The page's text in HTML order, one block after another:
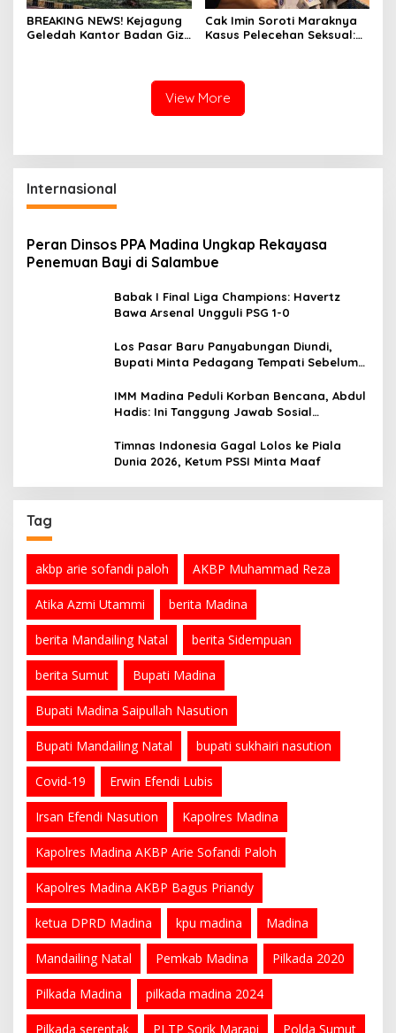
BREAKING NEWS! Kejagung
Geledah Kantor Badan Gizi
Cak Imin Soroti Maraknya
Kasus Pelecehan Seksual:
View More
Internasional
Peran Dinsos PPA Madina Ungkap Rekayasa
Penemuan Bayi di Salambue
Babak I Final Liga Champions: Havertz
Bawa Arsenal Ungguli PSG 1-0
Los Pasar Baru Panyabungan Diundi,
Bupati Minta Pedagang Tempati Sebelum
IMM Madina Peduli Korban Bencana, Abdul
Hadis: Ini Tanggung Jawab Sosial
Timnas Indonesia Gagal Lolos ke Piala
Dunia 2026, Ketum PSSI Minta Maaf
Tag
akbp arie sofandi paloh AKBP Muhammad Reza
Atika Azmi Utammi berita Madina
berita Mandailing Natal berita Sidempuan
berita Sumut Bupati Madina
Bupati Madina Saipullah Nasution
Bupati Mandailing Natal bupati sukhairi nasution
Covid-19 Erwin Efendi Lubis
Irsan Efendi Nasution Kapolres Madina
Kapolres Madina AKBP Arie Sofandi Paloh
Kapolres Madina AKBP Bagus Priandy
ketua DPRD Madina kpu madina Madina
Mandailing Natal Pemkab Madina Pilkada 2020
Pilkada Madina pilkada madina 2024
Pilkada serentak PLTP Sorik Marapi Polda Sumut